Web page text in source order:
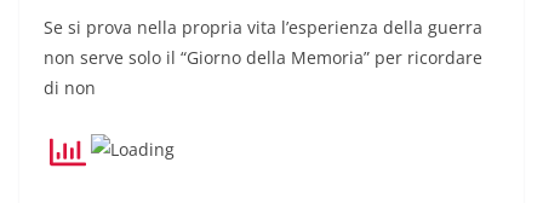
Se si prova nella propria vita l’esperienza della guerra
non serve solo il “Giorno della Memoria” per ricordare
di non